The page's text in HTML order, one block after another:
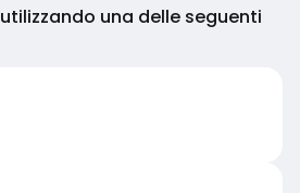
una delle seguenti